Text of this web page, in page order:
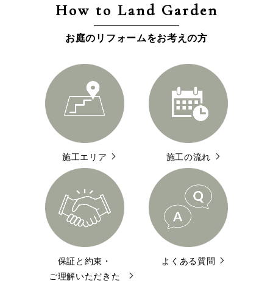
How to Land Garden
お庭のリフォームをお考えの方
施工エリア 施工の流れ
保証と約束・
ご理解いただきた
よくある質問